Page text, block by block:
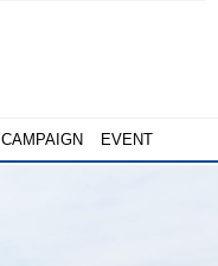
CAMPAIGN EVENT